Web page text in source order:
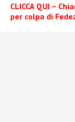
CLICCA QUI –
per colpa di